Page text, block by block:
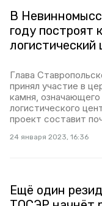
В
году построят
логистический
Глава
принял участие в
камня, означающего
логистического
проект составит
24 января 2023, 16:36
Ещё один